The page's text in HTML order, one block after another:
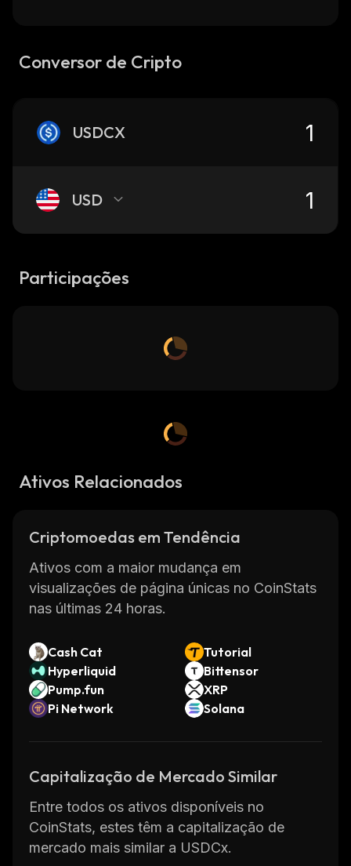
Conversor de Cripto
USDCX
USD
Participações
Ativos Relacionados
Criptomoedas em Tendência
Ativos com a maior mudança em
visualizações de página únicas no CoinStats
nas últimas 24 horas.
Cash Cat
Tutorial
Hyperliquid
Bittensor
Pump.fun
XRP
Pi Network
Solana
Capitalização de Mercado Similar
Entre todos os ativos disponíveis no
CoinStats, estes têm a capitalização de
mercado mais similar a USDCx.